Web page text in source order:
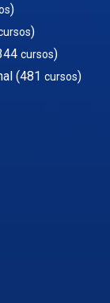
)
)
cursos)
(481 cursos)